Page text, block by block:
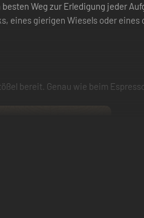
Weg zur Erledigung jeder
eines gierigen Wiesels oder
bereit. Genau wie beim